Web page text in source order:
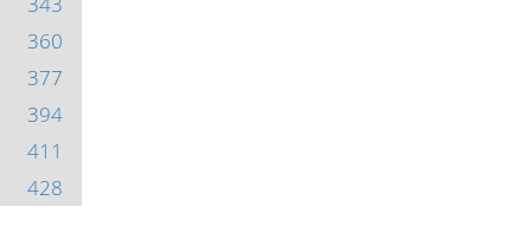
360
377
394
411
428